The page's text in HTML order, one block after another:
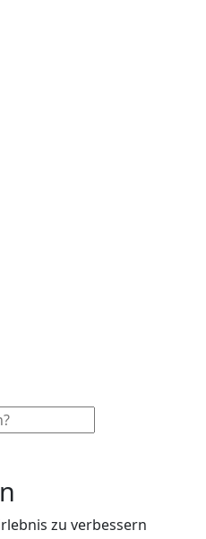
zu verbessern